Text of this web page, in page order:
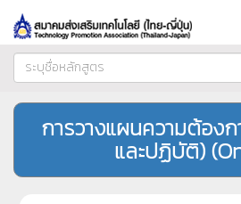
การวางแผนความต้อง
และปฏิบัติ)